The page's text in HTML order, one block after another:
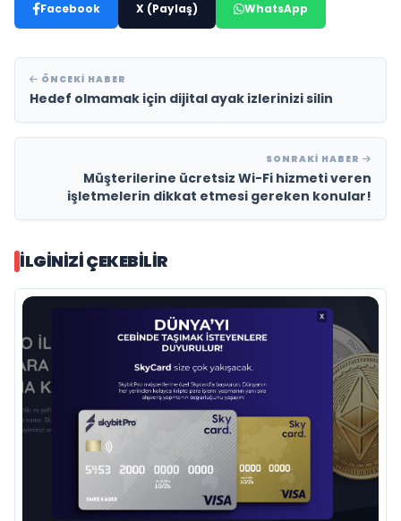
Facebook X (Paylaş) WhatsApp
ÖNCEKI HABER
Hedef olmamak için dijital ayak izlerinizi silin
SONRAKI HABER
Müşterilerine ücretsiz Wi-Fi hizmeti veren
işletmelerin dikkat etmesi gereken konular!
İLGINIZI ÇEKEBILIR